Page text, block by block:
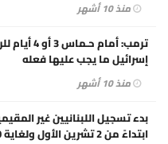
ترمب:
إسرائيل ما يجب عليها فعله
بدء تسجيل اللبنانيين غير
ابتداءً من 2 تشرين الأول ولغاية 20 تشرين الثاني 2025